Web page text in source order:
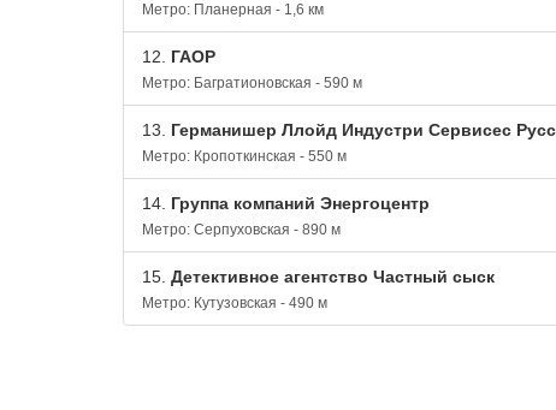
Метро: Планерная - 1,6 км
12. ГАОР
Метро: Багратионовская - 590 м
13. Германишер Ллойд Индустри Сервисес
Метро: Кропоткинская - 550 м
14. Группа компаний Энергоцентр
Метро: Серпуховская - 890 м
15. Детективное агентство Частный сыск
Метро: Кутузовская - 490 м